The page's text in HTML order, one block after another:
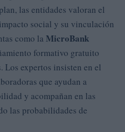
las entidades valoran el
social y su vinculación
como la MicroBank
formativo gratuito
Los expertos insisten en el
que ayudan a
y acompañan en las
las probabilidades de